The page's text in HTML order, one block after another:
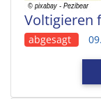
Voltigieren
abgesagt